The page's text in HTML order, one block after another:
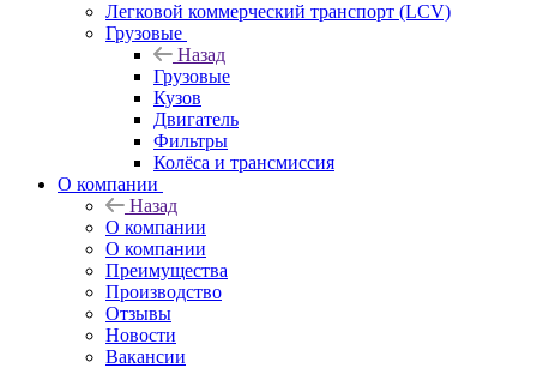
Легковой коммерческий транспорт (LCV)
Грузовые
Назад
Грузовые
Кузов
Двигатель
Фильтры
Колёса и трансмиссия
О компании
Назад
О компании
О компании
Преимущества
Производство
Отзывы
Новости
Вакансии